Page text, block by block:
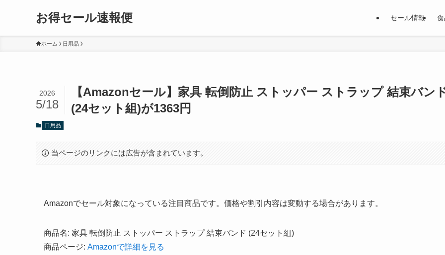
お得セール速報便 セール情報
ホーム 日用品
【Amazonセール】家具 転倒防止 ストッパー ストラップ 結束バン
(24セット組)が1363円
2026
5/18
日用品
当ページのリンクには広告が含まれています。
Amazonでセール対象になっている注目商品です。価格や割引内容は変動する場合があります。
商品名: 家具 転倒防止 ストッパー ストラップ 結束バンド (24セット組)
商品ページ: Amazonで詳細を見る